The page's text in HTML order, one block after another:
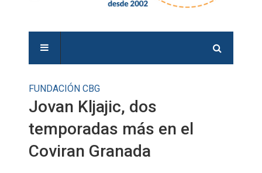
FUNDACIÓN CBG
Jovan Kljajic, dos
temporadas más en el
Coviran Granada